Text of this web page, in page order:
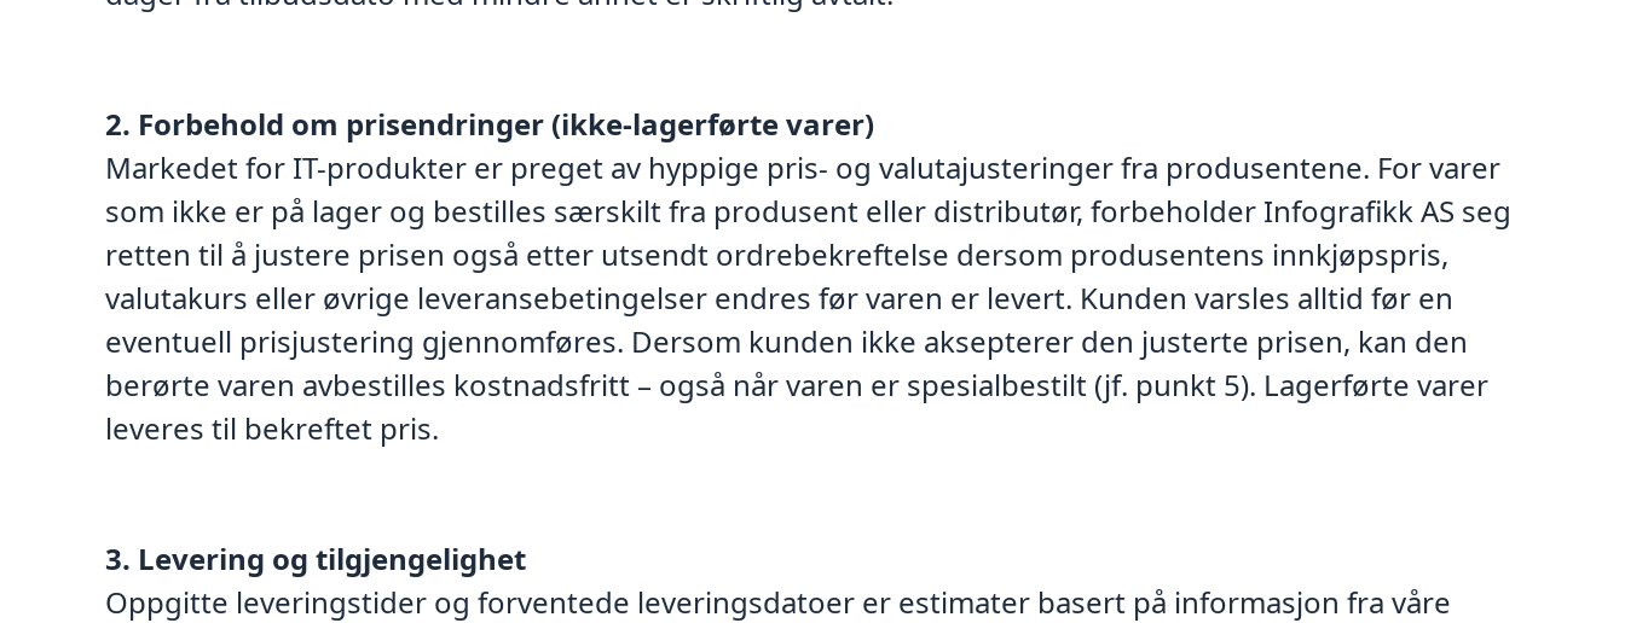
2. Forbehold om prisendringer (ikke-lagerførte varer)
Markedet for IT-produkter er preget av hyppige pris- og valutajusteringer fra produsentene. For varer
som ikke er på lager og bestilles særskilt fra produsent eller distributør, forbeholder Infografikk AS seg
retten til å justere prisen også etter utsendt ordrebekreftelse dersom produsentens innkjøpspris,
valutakurs eller øvrige leveransebetingelser endres før varen er levert. Kunden varsles alltid før en
eventuell prisjustering gjennomføres. Dersom kunden ikke aksepterer den justerte prisen, kan den
berørte varen avbestilles kostnadsfritt – også når varen er spesialbestilt (jf. punkt 5). Lagerførte varer
leveres til bekreftet pris.
3. Levering og tilgjengelighet
Oppgitte leveringstider og forventede leveringsdatoer er estimater basert på informasjon fra våre